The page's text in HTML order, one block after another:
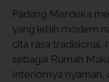
Padang Merdeka
yang lebih modern
cita rasa tradisional,
sebagai Rumah
Interiornya